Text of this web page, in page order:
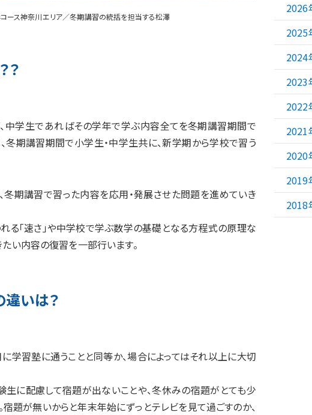
ース神奈川エリア／冬期講習の統括を担当する松澤
？
中学生であればその学年で学ぶ内容全てを冬期講習期間で
冬期講習期間で小学生・中学生共に、新学期から学校で習う
期講習で習った内容を応用・発展させた問題を進めていき
る「速さ」や中学校で学ぶ数学の基礎となる方程式の原理な
い内容の復習を一部行います。
いは？
学習塾に通うことと同等か、場合によってはそれ以上に大切
生に配慮して宿題が出ないことや、冬休みの宿題がとても少
題が無いからと年末年始にずっとテレビを見て過ごすのか、
2026
2025
2024
2023
2022
2021
2020
2019
2018